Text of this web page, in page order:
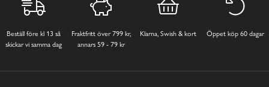
Beställ före kl 13 så
skickar vi samma dag
Fraktfritt över 799 kr,
annars 59 - 79 kr
Klarna, Swish & kort Öppet köp 60 dagar